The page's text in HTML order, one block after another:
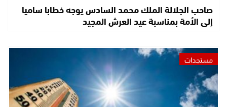
صاحب الجلالة الملك محمد السادس يوجه خطابا ساميا
إلى الأمة بمناسبة عيد العرش المجيد
مستجدات